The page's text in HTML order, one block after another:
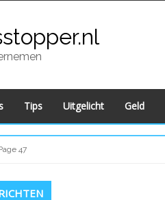
Tips Uitgelicht Geld
47